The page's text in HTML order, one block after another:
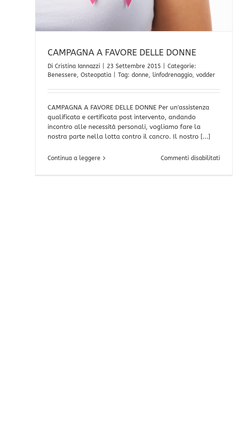
CAMPAGNA A FAVORE DELLE DONNE
Di Cristina Iannazzi 23 Settembre 2015
Categorie:
Benessere, Osteopatia Tag: donne, linfodrenaggio, vodder
CAMPAGNA A FAVORE DELLE DONNE Per un'assistenza
qualificata e certificata post intervento, andando
incontro alle necessità personali, vogliamo fare la
nostra parte nella lotta contro il cancro. Il nostro [...]
Continua a leggere Commenti disabilitatisu